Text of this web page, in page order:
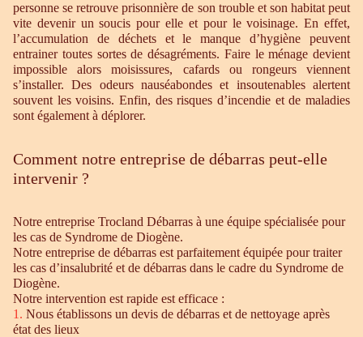
personne se retrouve prisonnière de son trouble et son habitat peut
vite devenir un soucis pour elle et pour le voisinage. En effet,
l’accumulation de déchets et le manque d’hygiène peuvent
entrainer toutes sortes de désagréments. Faire le ménage devient
impossible alors moisissures, cafards ou rongeurs viennent
s’installer. Des odeurs nauséabondes et insoutenables alertent
souvent les voisins. Enfin, des risques d’incendie et de maladies
sont également à déplorer.
Comment notre entreprise de débarras peut-elle
intervenir ?
Notre entreprise Trocland Débarras à une équipe spécialisée pour
les cas de Syndrome de Diogène.
Notre entreprise de débarras est parfaitement équipée pour traiter
les cas d’insalubrité et de débarras dans le cadre du Syndrome de
Diogène.
Notre intervention est rapide est efficace :
1. Nous établissons un devis de débarras et de nettoyage après
état des lieux